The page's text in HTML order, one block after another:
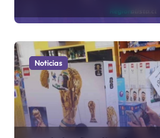
de Valparaíso
Noticias